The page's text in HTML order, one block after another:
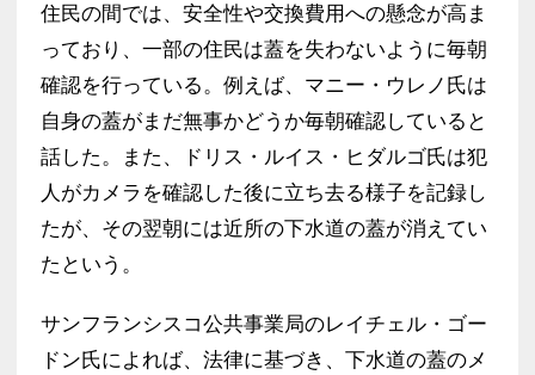
住民の間では、安全性や交換費用への懸念が高ま
っており、一部の住民は蓋を失わないように毎朝
確認を行っている。例えば、マニー・ウレノ氏は
自身の蓋がまだ無事かどうか毎朝確認していると
話した。また、ドリス・ルイス・ヒダルゴ氏は犯
人がカメラを確認した後に立ち去る様子を記録し
たが、その翌朝には近所の下水道の蓋が消えてい
たという。
サンフランシスコ公共事業局のレイチェル・ゴー
ドン氏によれば、法律に基づき、下水道の蓋のメ